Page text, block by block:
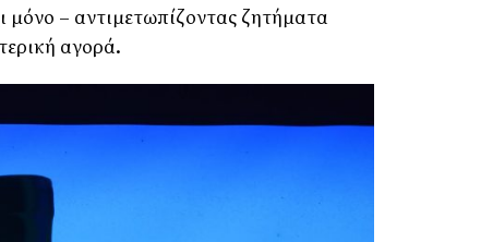
μόνο – αντιμετωπίζοντας ζητήματα
αγορά.